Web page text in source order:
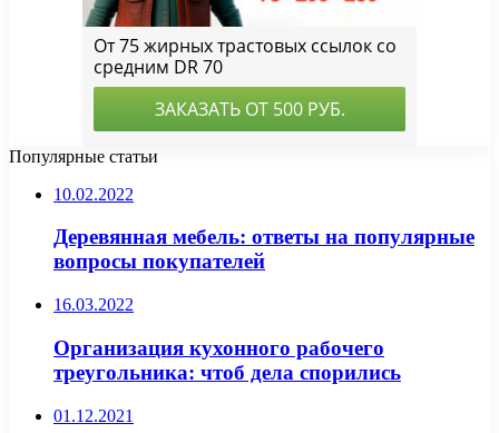
Популярные статьи
10.02.2022
Деревянная мебель: ответы на популярные
вопросы покупателей
16.03.2022
Организация кухонного рабочего
треугольника: чтоб дела спорились
01.12.2021